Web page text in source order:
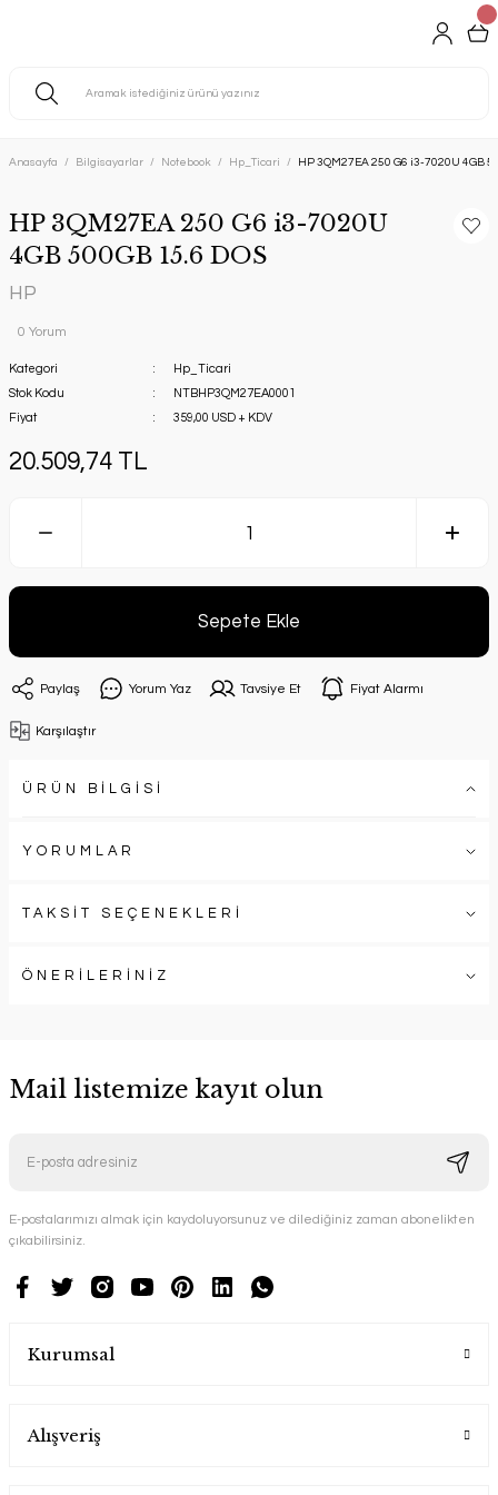
Anasayfa Bilgisayarlar Notebook Hp_Ticari HP 3QM27EA 250 G6 i3-7020U 4GB
HP 3QM27EA 250 G6 i3-7020U
4GB 500GB 15.6 DOS
HP
0 Yorum
Kategori
Hp_Ticari
Stok Kodu
NTBHP3QM27EA0001
Fiyat
359,00 USD + KDV
20.509,74 TL
Sepete Ekle
Paylaş Yorum Yaz Tavsiye Et Fiyat Alarmı
Karşılaştır
ÜRÜN BİLGİSİ
YORUMLAR
TAKSİT SEÇENEKLERİ
ÖNERİLERİNİZ
Mail listemize kayıt olun
E-postalarımızı almak için kaydoluyorsunuz ve dilediğiniz zaman abonelikten
çıkabilirsiniz.
Kurumsal
Alışveriş